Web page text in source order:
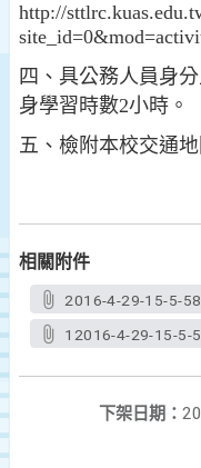
http://
四、具公務人員身
身學習時數2小時。
五、檢附本校交通地
相關附件
2016-4-29-15-5-
12016-4-29-15-5-
下架日期：